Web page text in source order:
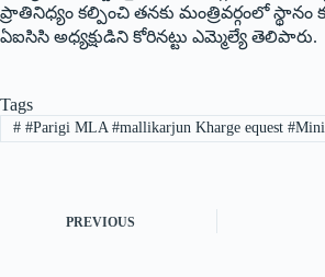
ప్రాతినిధ్యం కల్పించి తనకు మంత్రివర్గంలో
ఏఐసిసి అధ్య‌క్షుడిని కోరినట్టు ఎమ్మెల్యే తెలిపారు.
Tags
##Parigi MLA #mallikarjun Kharge equest
PREVIOUS